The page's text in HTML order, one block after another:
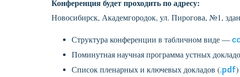
Конференция будет проходить по адресу:
Новосибирск, Академгородок, ул. Пирогова, №1,
Структура конференции в табличном виде —
Поминутная научная программа устных
Список пленарных и ключевых докладов (.pdf)